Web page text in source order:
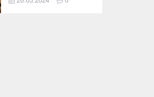
Programı